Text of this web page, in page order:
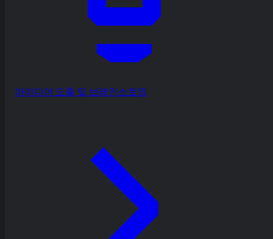
아이디어 도출 및 브레인스토밍